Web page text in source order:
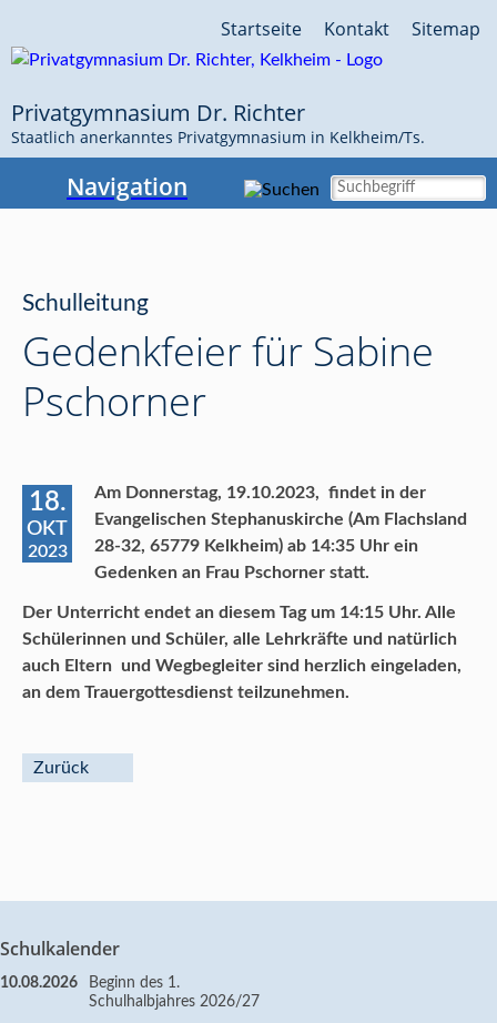
überspringen
Sitemap
Kontakt
Startseite
Privatgymnasium Dr. Richter
Staatlich anerkanntes Privatgymnasium in Kelkheim/Ts.
Navigation
Schulleitung
Gedenkfeier für Sabine
Pschorner
18.
OKT
2023
Am Donnerstag, 19.10.2023, findet in der
Evangelischen Stephanuskirche (Am Flachsland
28-32, 65779 Kelkheim) ab 14:35 Uhr ein
Gedenken an Frau Pschorner statt.
Der Unterricht endet an diesem Tag um 14:15 Uhr. Alle
Schülerinnen und Schüler, alle Lehrkräfte und natürlich
auch Eltern und Wegbegleiter sind herzlich eingeladen,
an dem Trauergottesdienst teilzunehmen.
Zurück
Schulkalender
10.08.2026
Beginn des 1.
Schulhalbjahres 2026/27